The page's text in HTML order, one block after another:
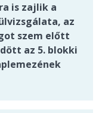
is zajlik a
az
szem előtt
az 5. blokki